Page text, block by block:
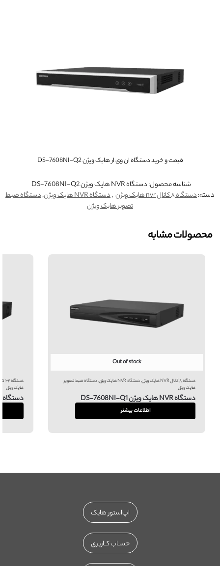
قیمت و خرید دستگاه ان وی ار هایک ویژن DS-7608NI-Q2
شناسه محصول:دستگاه NVR هایک ویژن DS-7608NI-Q2
دسته:دستگاه ۸ کانال nvr هایک ویژن ,دستگاه NVR هایک ویژن ,دستگاه ضبط
تصویر هایک ویژن
محصولات مشابه
Out of stock
دستگاه ۸ کانال NVR هایک ویژن ,دستگاه NVR هایک ویژن ,دستگاه ضبط تصویر
هایک ویژن
دستگاه NVR هایک ویژن DS-7608NI-Q1
اطلاعات بیشتر
دستگاه ۳۲ کانال NVR هایک ویژن
هایک ویژن
دستگاه NVR هایک ویژن DS-7732NI-K4
اپ‌استور هایک
حســاب کــاربری